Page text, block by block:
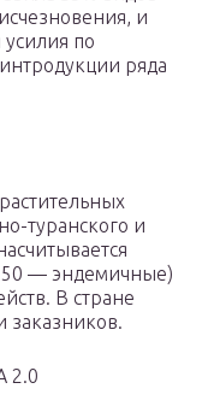
и
по
ряда
туранского и
— эндемичные)
В стране
заказников.
2.0